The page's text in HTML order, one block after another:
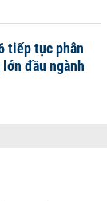
tiếp tục phân
đầu ngành